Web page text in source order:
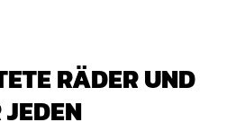
RÄDER UND